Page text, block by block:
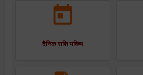
दैनिक राशि भविष्य